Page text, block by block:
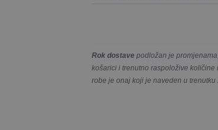
Rok dostave podložan je
košarici i trenutno raspoložive
robe je onaj koji je naveden u